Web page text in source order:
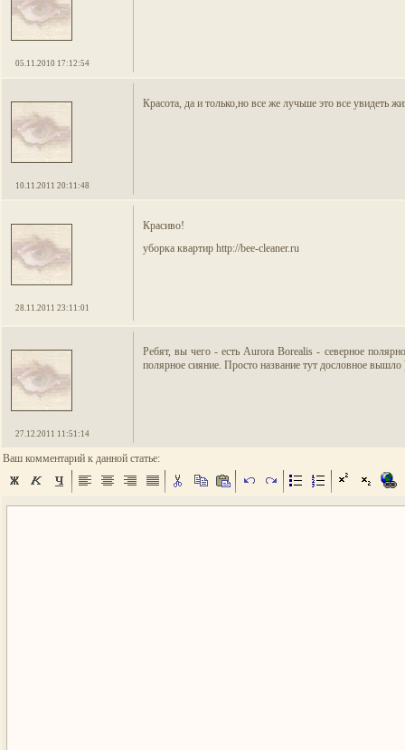
05.11.2010 17:12:54
10.11.2011 20:11:48
Красота, да и только,но все же лучьше это все увидеть
28.11.2011 23:11:01
Красиво!
уборка квартир http://bee-cleaner.ru
27.12.2011 11:51:14
Ребят, вы чего - есть Aurora Borealis - северное
полярное сияние. Просто название тут дословное вышло
Ваш комментарий к данной статье: